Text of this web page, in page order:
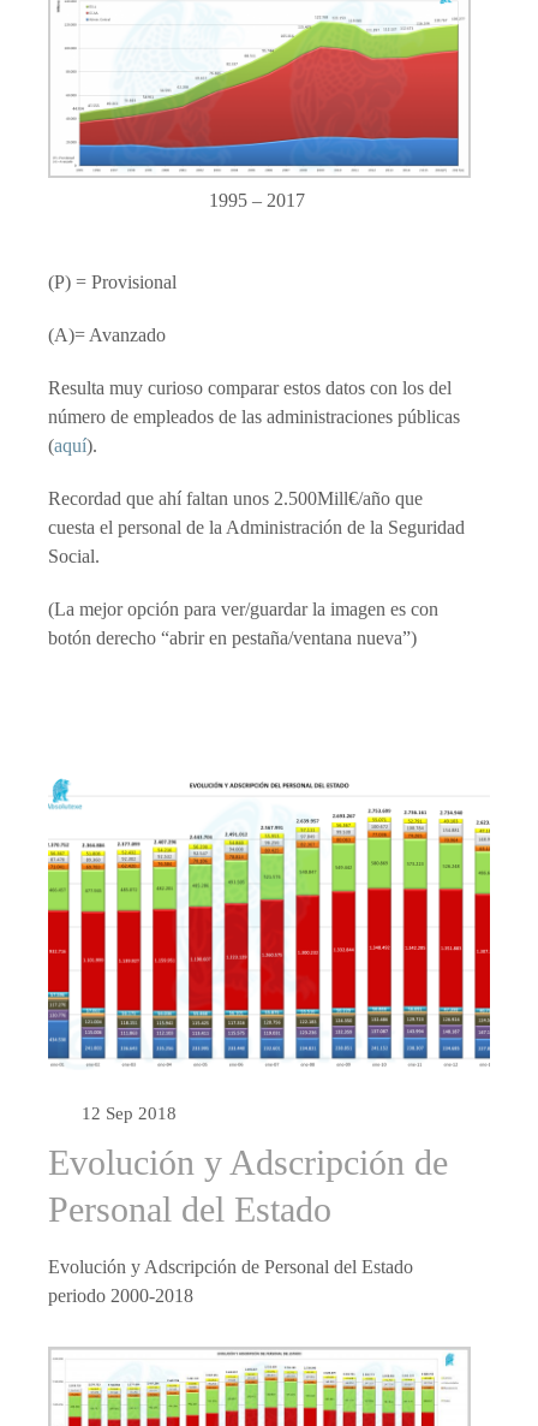
1995 – 2017
(P) = Provisional
(A)= Avanzado
Resulta muy curioso comparar estos datos con los del
número de empleados de las administraciones públicas
(aquí).
Recordad que ahí faltan unos 2.500Mill€/año que
cuesta el personal de la Administración de la Seguridad
Social.
(La mejor opción para ver/guardar la imagen es con
botón derecho “abrir en pestaña/ventana nueva”)
12 Sep 2018
Evolución y Adscripción de
Personal del Estado
Evolución y Adscripción de Personal del Estado
periodo 2000-2018